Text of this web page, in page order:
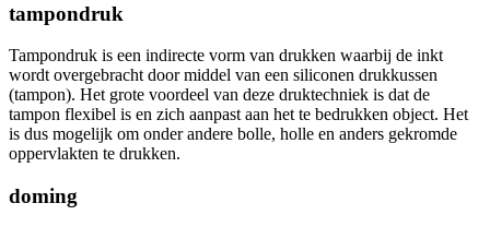
tampondruk
Tampondruk is een indirecte vorm van drukken waarbij de inkt
wordt overgebracht door middel van een siliconen drukkussen
(tampon). Het grote voordeel van deze druktechniek is dat de
tampon flexibel is en zich aanpast aan het te bedrukken object. Het
is dus mogelijk om onder andere bolle, holle en anders gekromde
oppervlakten te drukken.
doming